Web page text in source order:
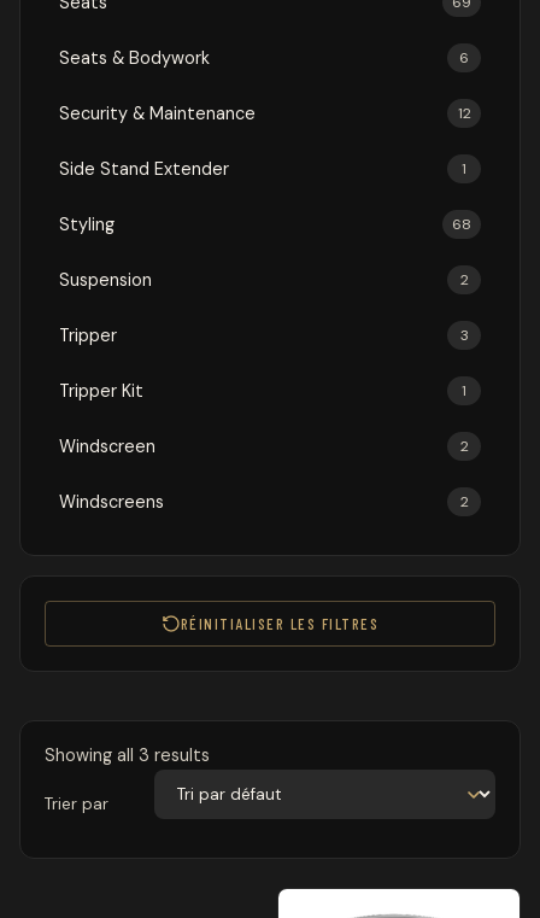
Seats & Bodywork 6
Security & Maintenance 12
Side Stand Extender 1
Styling 68
Suspension 2
Tripper 3
Tripper Kit 1
Windscreen 2
Windscreens 2
RÉINITIALISER LES FILTRES
Showing all 3 results
Trier par